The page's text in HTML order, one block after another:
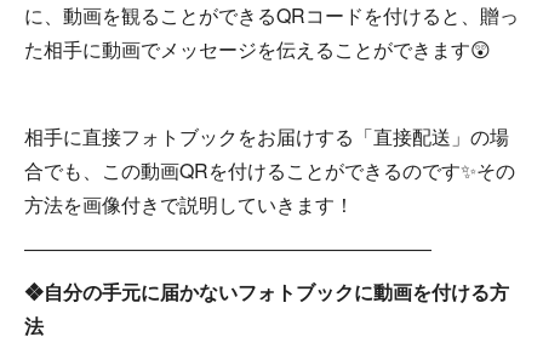
に、動画を観ることができるQRコードを付けると、贈っ
た相手に動画でメッセージを伝えることができます😲
相手に直接フォトブックをお届けする「直接配送」の場
合でも、この動画QRを付けることができるのです✨その
方法を画像付きで説明していきます！
―――――――――――――――――――――
❖自分の手元に届かないフォトブックに動画を付ける方
法